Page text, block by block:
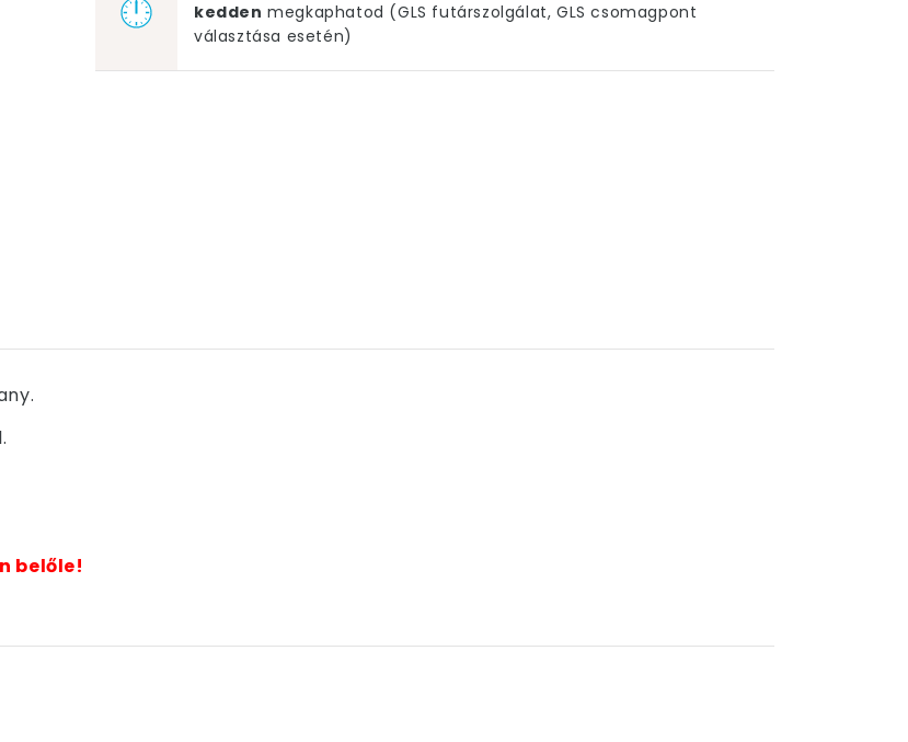
kedden megkaphatod (GLS futárszolgálat, GLS csomagpont
választása esetén)
belőle!